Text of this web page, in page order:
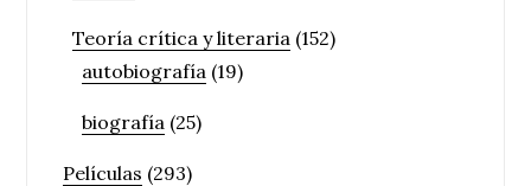
Teoría crítica y literaria (152)
autobiografía (19)
biografía (25)
Películas (293)